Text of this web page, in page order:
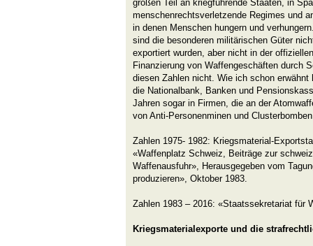
großen Teil an kriegführende Staaten, in
menschenrechtsverletzende Regimes und
in denen Menschen hungern und
sind die besonderen militärischen Güter
exportiert wurden, aber nicht in der
Finanzierung von Waffengeschäften durch
diesen Zahlen nicht. Wie ich schon
die Nationalbank, Banken und
Jahren sogar in Firmen, die an der
von Anti-Personenminen und
Zahlen 1975- 1982: Kriegsmaterial-
«Waffenplatz Schweiz, Beiträge zur
Waffenausfuhr», Herausgegeben vom
produzieren», Oktober 1983.
Zahlen 1983 – 2016: «Staatssekretariat für
Kriegsmaterialexporte und die